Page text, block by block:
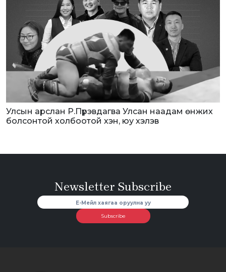
Улсын арслан Р.Пүрэвдагва Улсан наадам өнжих
болсонтой холбоотой хэн, юу хэлэв
Newsletter Subscribe
Subscribe